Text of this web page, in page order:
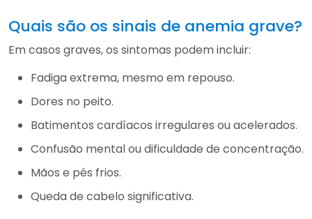
Quais são os sinais de anemia grave?
Em casos graves, os sintomas podem incluir:
Fadiga extrema, mesmo em repouso.
Dores no peito.
Batimentos cardíacos irregulares ou acelerados.
Confusão mental ou dificuldade de concentração.
Mãos e pés frios.
Queda de cabelo significativa.